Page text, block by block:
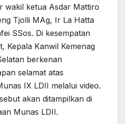
wakil ketua Asdar Mattiro
Tjolli MAg, Ir La Hatta
SSos. Di kesempatan
Kepala Kanwil Kemenag
berkenan
selamat atas
IX LDII melalui video.
akan ditampilkan di
Munas LDII.